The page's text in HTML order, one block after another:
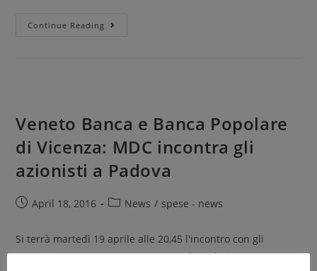
Continue Reading
Veneto Banca e Banca Popolare
di Vicenza: MDC incontra gli
azionisti a Padova
April 18, 2016 News / spese - news
Si terrà martedì 19 aprile alle 20,45 l'incontro con gli
azionisti Veneto Banca e Banca Popolare di Vicenza